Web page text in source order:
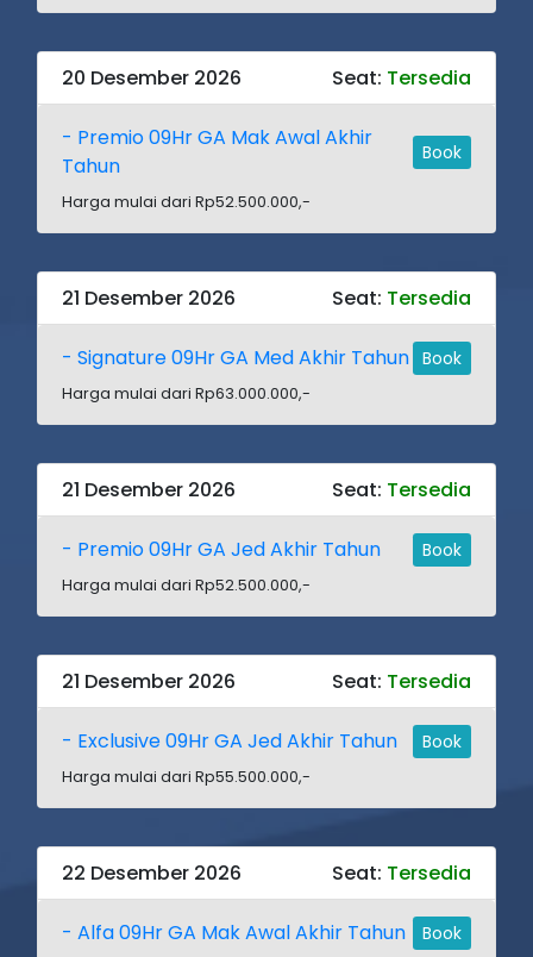
20 Desember 2026 Seat: Tersedia
- Premio 09Hr GA Mak Awal Akhir
Tahun
Book
Harga mulai dari Rp52.500.000,-
21 Desember 2026 Seat: Tersedia
- Signature 09Hr GA Med Akhir Tahun Book
Harga mulai dari Rp63.000.000,-
21 Desember 2026 Seat: Tersedia
- Premio 09Hr GA Jed Akhir Tahun Book
Harga mulai dari Rp52.500.000,-
21 Desember 2026 Seat: Tersedia
- Exclusive 09Hr GA Jed Akhir Tahun Book
Harga mulai dari Rp55.500.000,-
22 Desember 2026 Seat: Tersedia
- Alfa 09Hr GA Mak Awal Akhir Tahun Book